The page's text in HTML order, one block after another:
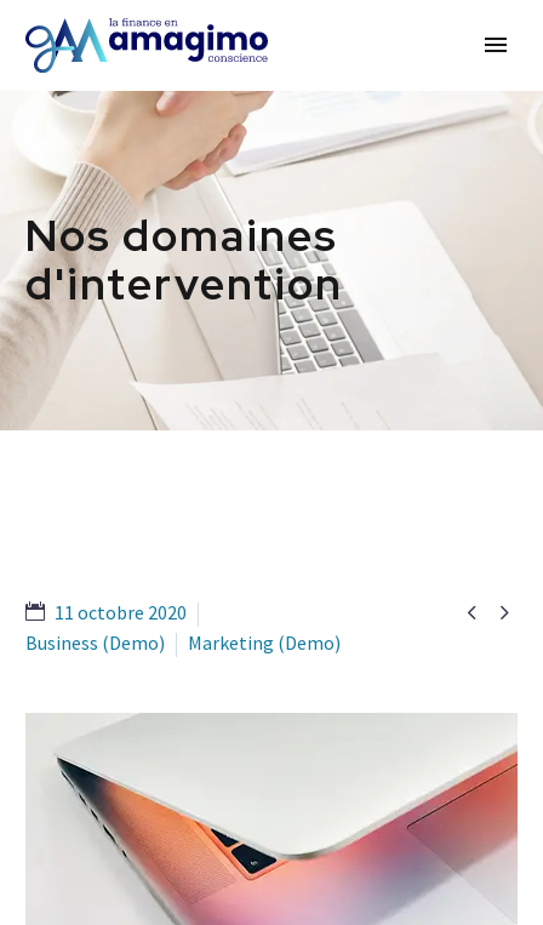
Nos domaines
d'intervention
 
11 octobre 2020
Business (Demo)
Marketing (Demo)